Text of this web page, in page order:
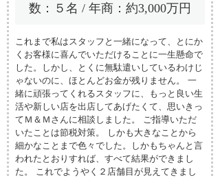
数：５名 / 年商：約3,000万円
これまで私はスタッフと一緒になって、とにか
くお客様に喜んでいただけることに一生懸命で
した。しかし、とくに無駄遣いしているわけじ
ゃないのに、ほとんどお金が残りません。 一
緒に頑張ってくれるスタッフに、もっと良い生
活や新しい店を出店してあげたくて、思いきっ
てＭ＆Ｍさんに相談しました。 ご指導いただ
いたことは節税対策。 しかも大きなことから
細かなことまで色々でした。しかもちゃんと言
われたとおりすれば、すべて結果ができまし
た。 これでようやく２店舗目が見えてきまし